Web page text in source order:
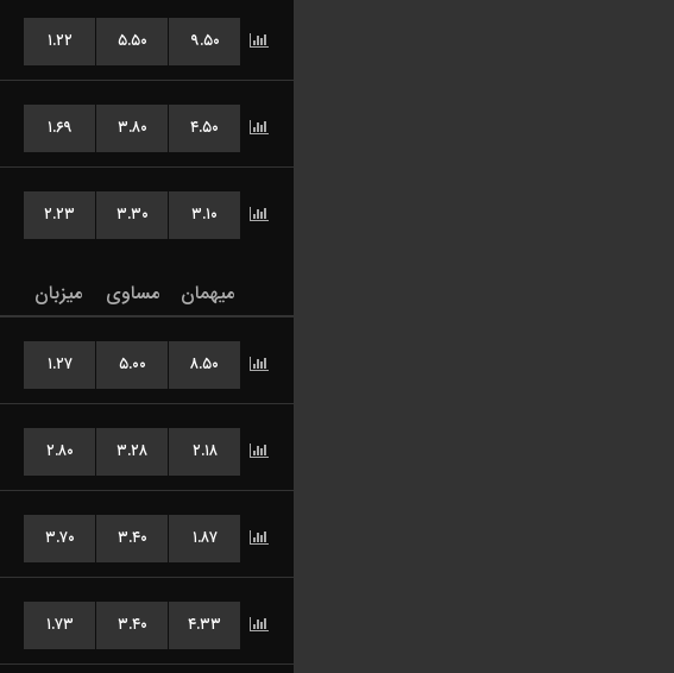
۱.۲۲ ۵.۵۰ ۹.۵۰
۱.۶۹ ۳.۸۰ ۴.۵۰
۲.۲۳ ۳.۳۰ ۳.۱۰
میزبان مساوی میهمان
۱.۲۷ ۵.۰۰ ۸.۵۰
۲.۸۰ ۳.۲۸ ۲.۱۸
۳.۷۰ ۳.۴۰ ۱.۸۷
۱.۷۳ ۳.۴۰ ۴.۳۳